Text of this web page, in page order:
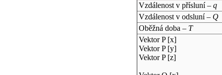
Vzdálenost v přísluní – q
Vzdálenost v odsluní – Q
Oběžná doba – T
Vektor P [x]
Vektor P [y]
Vektor P [z]